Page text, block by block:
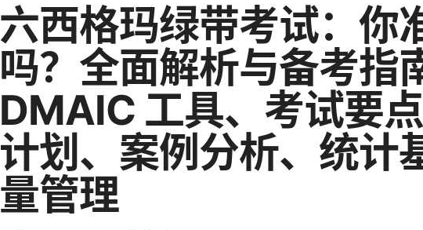
六西格玛绿带考试：你
吗？全面解析与备考指
DMAIC 工具、考试要
计划、案例分析、统计
量管理